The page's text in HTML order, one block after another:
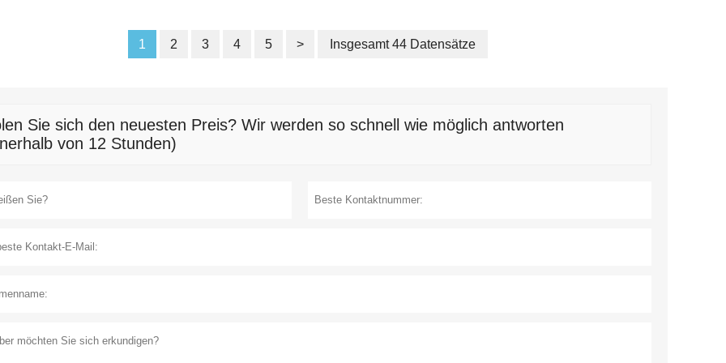
1 2 3 4 5 > Insgesamt 44 Datensätze
Sie sich den neuesten Preis? Wir werden so schnell wie möglich antworten
von 12 Stunden)